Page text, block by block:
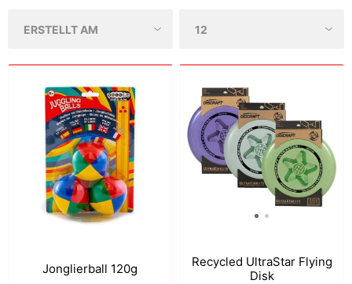
Jonglierball 120g
Recycled UltraStar Flying
Disk